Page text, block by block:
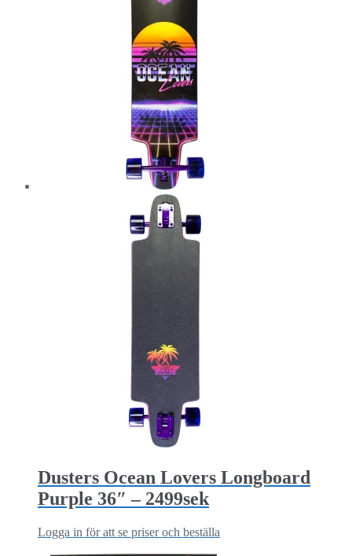
Dusters Ocean Lovers Longboard
Purple 36″ – 2499sek
Logga in för att se priser och beställa